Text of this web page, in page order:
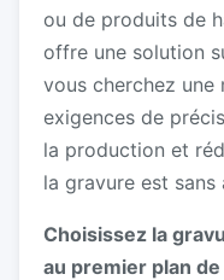
ou de produits de
offre une solution
vous cherchez
exigences de
la production et
la gravure est
Choisissez la
au premier plan